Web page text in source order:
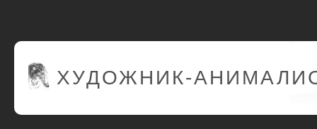
ХУДОЖНИК-